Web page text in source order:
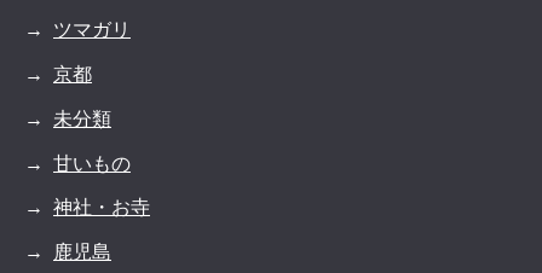
ツマガリ
京都
未分類
甘いもの
神社・お寺
鹿児島